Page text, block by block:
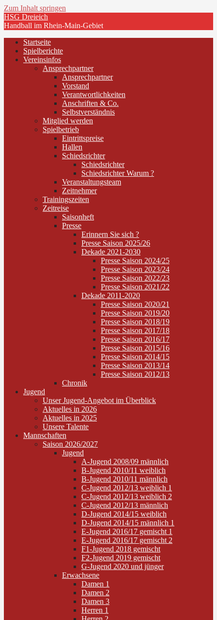
Zum Inhalt springen
HSG Dreieich
Handball im Rhein-Main-Gebiet
Startseite
Spielberichte
Vereinsinfos
Ansprechpartner
Ansprechpartner
Vorstand
Verantwortlichkeiten
Anschriften & Co.
Selbstverständnis
Mitglied werden
Spielbetrieb
Eintrittspreise
Hallen
Schiedsrichter
Schiedsrichter
Schiedsrichter Warum ?
Veranstaltungsteam
Zeitnehmer
Trainingszeiten
Zeitreise
Saisonheft
Presse
Erinnern Sie sich ?
Presse Saison 2025/26
Dekade 2021-2030
Presse Saison 2024/25
Presse Saison 2023/24
Presse Saison 2022/23
Presse Saison 2021/22
Dekade 2011-2020
Presse Saison 2020/21
Presse Saison 2019/20
Presse Saison 2018/19
Presse Saison 2017/18
Presse Saison 2016/17
Presse Saison 2015/16
Presse Saison 2014/15
Presse Saison 2013/14
Presse Saison 2012/13
Chronik
Jugend
Unser Jugend-Angebot im Überblick
Aktuelles in 2026
Aktuelles in 2025
Unsere Talente
Mannschaften
Saison 2026/2027
Jugend
A-Jugend 2008/09 männlich
B-Jugend 2010/11 weiblich
B-Jugend 2010/11 männlich
C-Jugend 2012/13 weiblich 1
C-Jugend 2012/13 weiblich 2
C-Jugend 2012/13 männlich
D-Jugend 2014/15 weiblich
D-Jugend 2014/15 männlich 1
E-Jugend 2016/17 gemischt 1
E-Jugend 2016/17 gemischt 2
F1-Jugend 2018 gemischt
F2-Jugend 2019 gemischt
G-Jugend 2020 und jünger
Erwachsene
Damen 1
Damen 2
Damen 3
Herren 1